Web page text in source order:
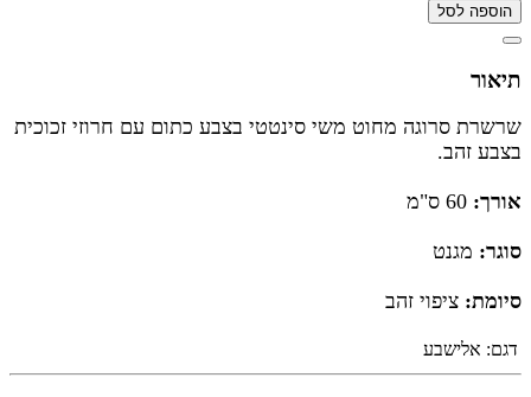
הוספה לסל
תיאור
שרשרת סרוגה מחוט משי סינטטי בצבע כתום עם חרוזי זכוכית
בצבע זהב.
אורך:
סוגר: מגנט
סיומת: ציפוי זהב
דגם: אלישבע